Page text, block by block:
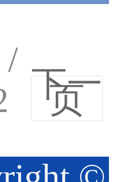
/
下一
页